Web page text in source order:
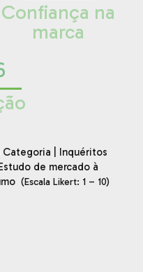
Confiança na
marca
Categoria | Inquéritos
de mercado à
(Escala Likert: 1 – 10)